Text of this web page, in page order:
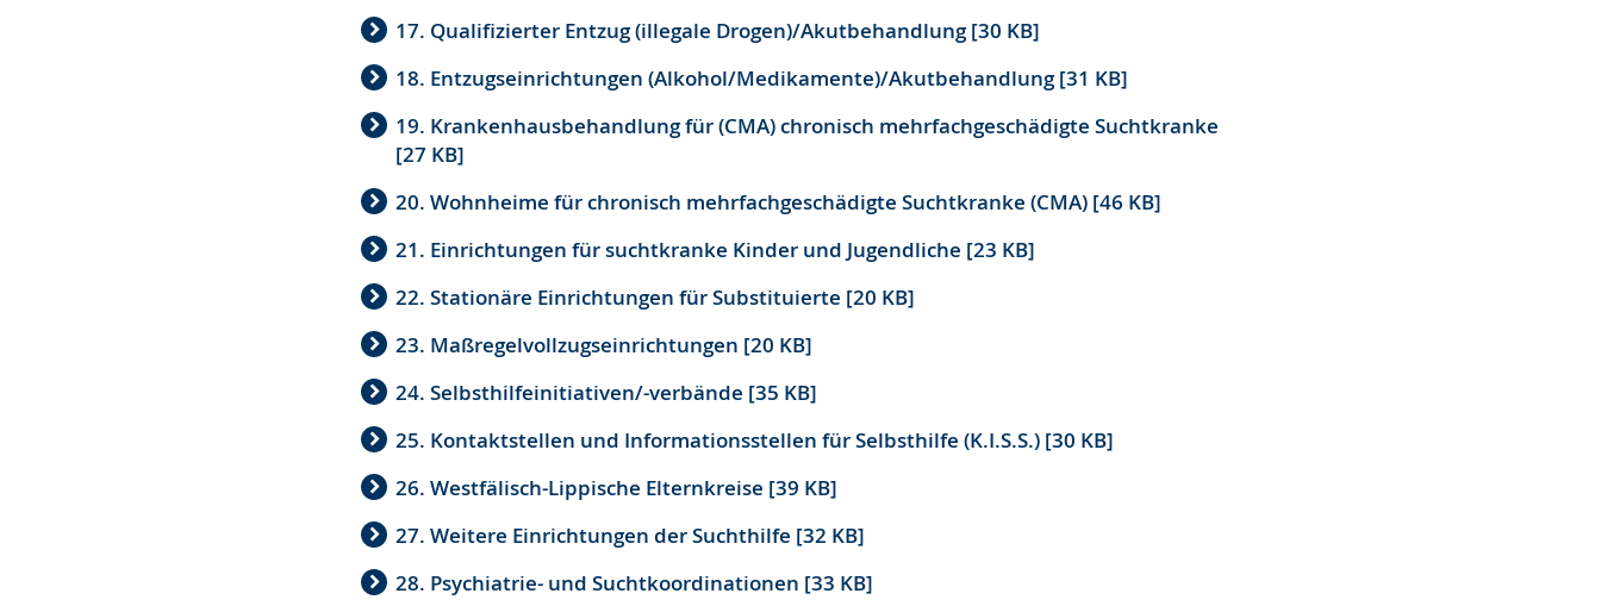
17. Qualifizierter Entzug (illegale Drogen)/Akutbehandlung [30 KB]
18. Entzugseinrichtungen (Alkohol/Medikamente)/Akutbehandlung [31 KB]
19. Krankenhausbehandlung für (CMA) chronisch mehrfachgeschädigte Suchtkranke
[27 KB]
20. Wohnheime für chronisch mehrfachgeschädigte Suchtkranke (CMA) [46 KB]
21. Einrichtungen für suchtkranke Kinder und Jugendliche [23 KB]
22. Stationäre Einrichtungen für Substituierte [20 KB]
23. Maßregelvollzugseinrichtungen [20 KB]
24. Selbsthilfeinitiativen/-verbände [35 KB]
25. Kontaktstellen und Informationsstellen für Selbsthilfe (K.I.S.S.) [30 KB]
26. Westfälisch-Lippische Elternkreise [39 KB]
27. Weitere Einrichtungen der Suchthilfe [32 KB]
28. Psychiatrie- und Suchtkoordinationen [33 KB]